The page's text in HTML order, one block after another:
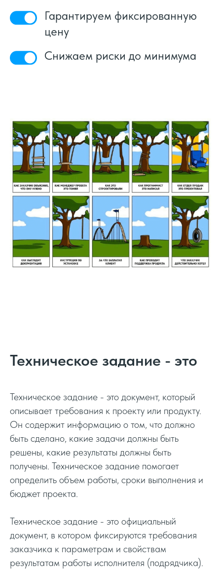
Гарантируем фиксированную
цену
Снижаем риски до минимума
Техническое задание - это
Техническое задание - это документ, который
описывает требования к проекту или продукту.
Он содержит информацию о том, что должно
быть сделано, какие задачи должны быть
решены, какие результаты должны быть
получены. Техническое задание помогает
определить объем работы, сроки выполнения и
бюджет проекта.
Техническое задание - это официальный
документ, в котором фиксируются требования
заказчика к параметрам и свойствам
результатам работы исполнителя (подрядчика).